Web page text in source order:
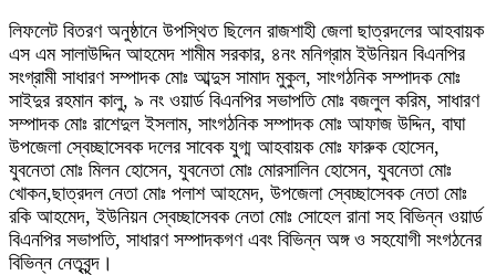
লিফলেট বিতরণ অনুষ্ঠানে উপস্থিত ছিলেন রাজশাহী জেলা ছাত্রদলের আহবায়ক
এস এম সালাউদ্দিন আহমেদ শামীম সরকার, ৪নং মনিগ্রাম ইউনিয়ন বিএনপির
সংগ্রামী সাধারণ সম্পাদক মোঃ আব্দুস সামাদ মুকুল, সাংগঠনিক সম্পাদক মোঃ
সাইদুর রহমান কালু, ৯ নং ওয়ার্ড বিএনপির সভাপতি মোঃ বজলুল করিম, সাধারণ
সম্পাদক মোঃ রাশেদুল ইসলাম, সাংগঠনিক সম্পাদক মোঃ আফাজ উদ্দিন, বাঘা
উপজেলা স্বেচ্ছাসেবক দলের সাবেক যুগ্ম আহবায়ক মোঃ ফারুক হোসেন,
যুবনেতা মোঃ মিলন হোসেন, যুবনেতা মোঃ মোরসালিন হোসেন, যুবনেতা মোঃ
খোকন,ছাত্রদল নেতা মোঃ পলাশ আহমেদ, উপজেলা স্বেচ্ছাসেবক নেতা মোঃ
রকি আহমেদ, ইউনিয়ন স্বেচ্ছাসেবক নেতা মোঃ সোহেল রানা সহ বিভিন্ন ওয়ার্ড
বিএনপির সভাপতি, সাধারণ সম্পাদকগণ এবং বিভিন্ন অঙ্গ ও সহযোগী সংগঠনের
বিভিন্ন নেতৃবৃন্দ।